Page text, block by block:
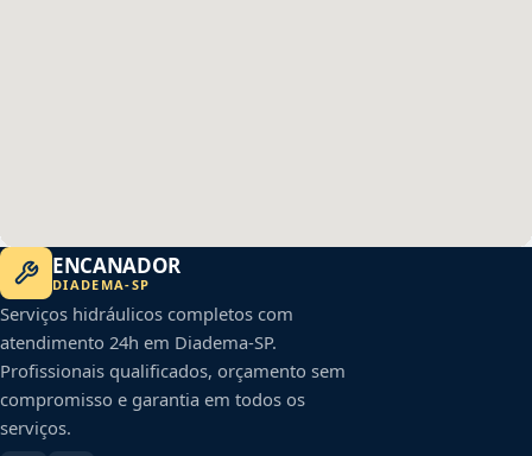
ENCANADOR
DIADEMA-SP
Serviços hidráulicos completos com
atendimento 24h em Diadema-SP.
Profissionais qualificados, orçamento sem
compromisso e garantia em todos os
serviços.